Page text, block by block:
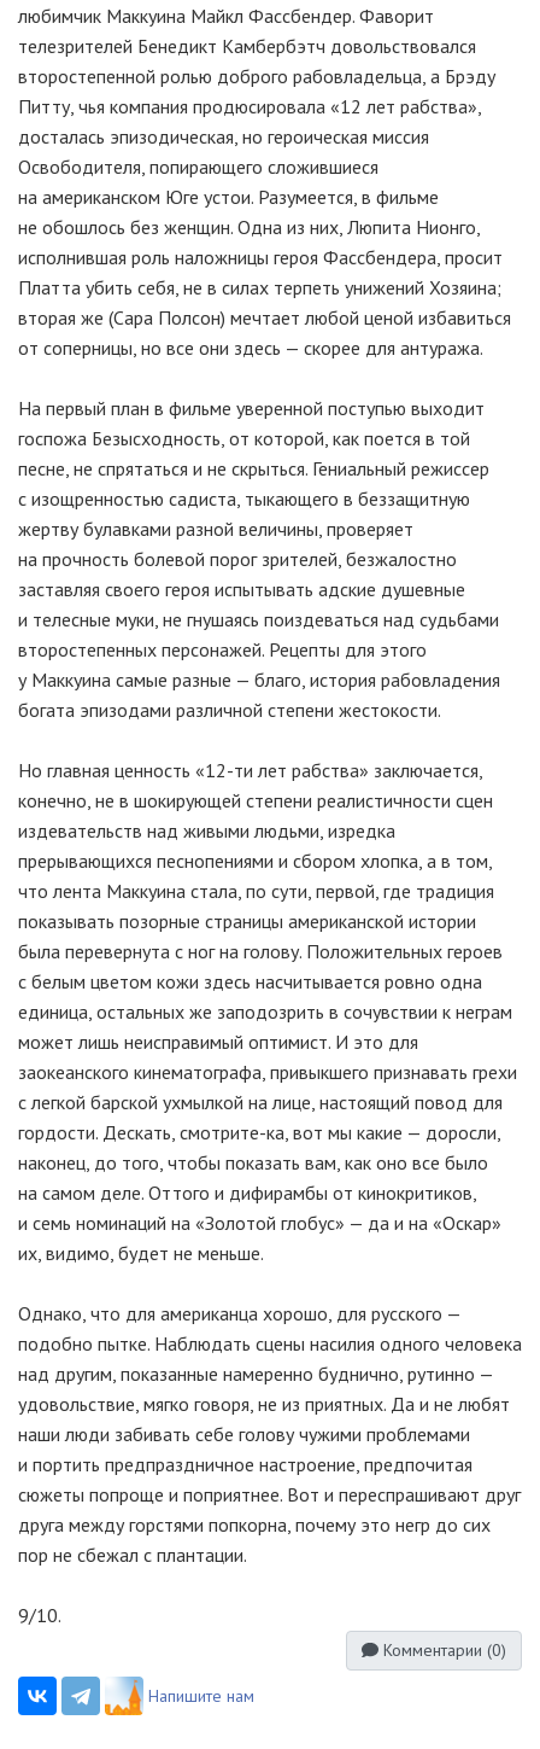
любимчик Маккуина Майкл Фассбендер. Фаворит
телезрителей Бенедикт Камбербэтч довольствовался
второстепенной ролью доброго рабовладельца, а Брэду
Питту, чья компания продюсировала «12 лет рабства»,
досталась эпизодическая, но героическая миссия
Освободителя, попирающего сложившиеся
на американском Юге устои. Разумеется, в фильме
не обошлось без женщин. Одна из них, Люпита Нионго,
исполнившая роль наложницы героя Фассбендера, просит
Платта убить себя, не в силах терпеть унижений Хозяина;
вторая же (Сара Полсон) мечтает любой ценой избавиться
от соперницы, но все они здесь — скорее для антуража.
На первый план в фильме уверенной поступью выходит
госпожа Безысходность, от которой, как поется в той
песне, не спрятаться и не скрыться. Гениальный режиссер
с изощренностью садиста, тыкающего в беззащитную
жертву булавками разной величины, проверяет
на прочность болевой порог зрителей, безжалостно
заставляя своего героя испытывать адские душевные
и телесные муки, не гнушаясь поиздеваться над судьбами
второстепенных персонажей. Рецепты для этого
у Маккуина самые разные — благо, история рабовладения
богата эпизодами различной степени жестокости.
Но главная ценность «12-ти лет рабства» заключается,
конечно, не в шокирующей степени реалистичности сцен
издевательств над живыми людьми, изредка
прерывающихся песнопениями и сбором хлопка, а в том,
что лента Маккуина стала, по сути, первой, где традиция
показывать позорные страницы американской истории
была перевернута с ног на голову. Положительных героев
с белым цветом кожи здесь насчитывается ровно одна
единица, остальных же заподозрить в сочувствии к неграм
может лишь неисправимый оптимист. И это для
заокеанского кинематографа, привыкшего признавать грехи
с легкой барской ухмылкой на лице, настоящий повод для
гордости. Дескать, смотрите-ка, вот мы какие — доросли,
наконец, до того, чтобы показать вам, как оно все было
на самом деле. Оттого и дифирамбы от кинокритиков,
и семь номинаций на «Золотой глобус» — да и на «Оскар»
их, видимо, будет не меньше.
Однако, что для американца хорошо, для русского —
подобно пытке. Наблюдать сцены насилия одного человека
над другим, показанные намеренно буднично, рутинно —
удовольствие, мягко говоря, не из приятных. Да и не любят
наши люди забивать себе голову чужими проблемами
и портить предпраздничное настроение, предпочитая
сюжеты попроще и поприятнее. Вот и переспрашивают друг
друга между горстями попкорна, почему это негр до сих
пор не сбежал с плантации.
9/10.
Комментарии (0)
Напишите нам